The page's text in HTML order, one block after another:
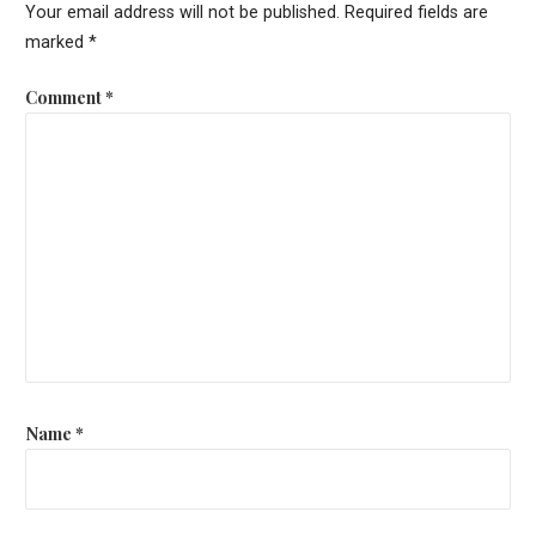
Your email address will not be published. Required fields are
marked *
Comment*
Name *